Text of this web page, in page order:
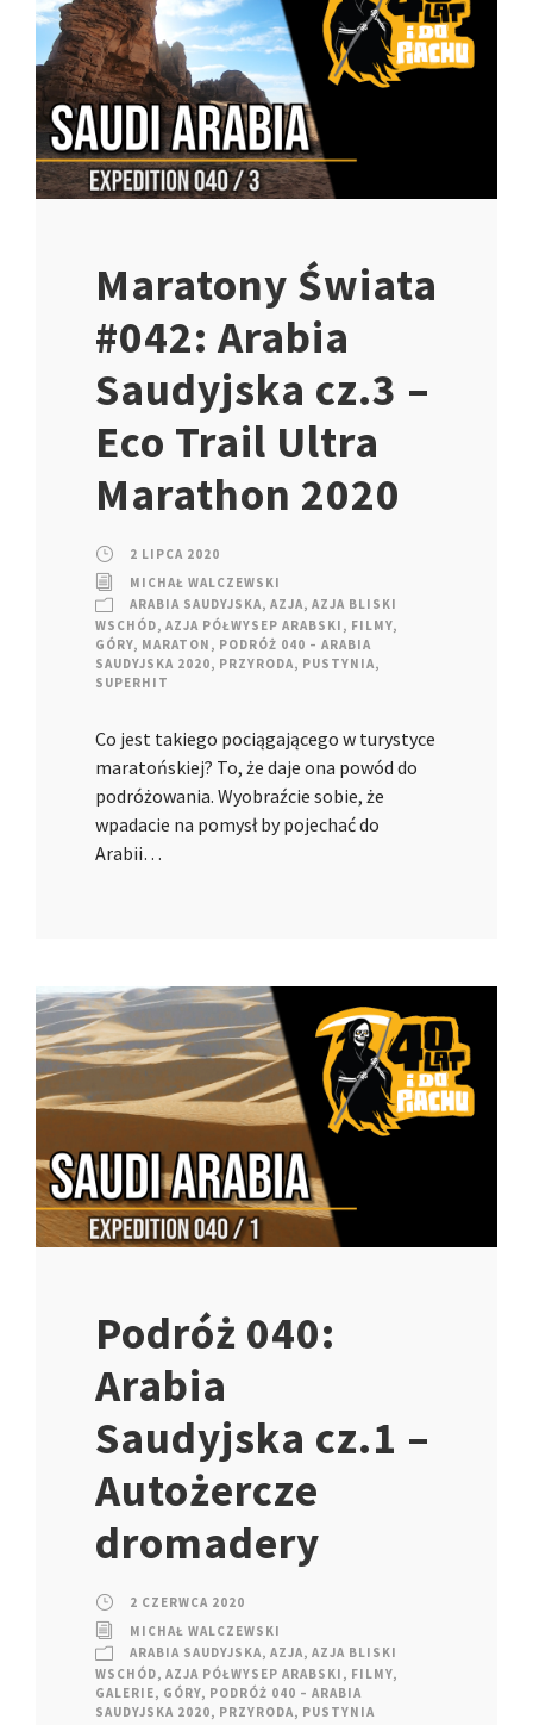
Maratony Świata
#042: Arabia
Saudyjska cz.3 –
Eco Trail Ultra
Marathon 2020
2 LIPCA 2020
MICHAŁ WALCZEWSKI
ARABIA SAUDYJSKA, AZJA, AZJA BLISKI
WSCHÓD, AZJA PÓŁWYSEP ARABSKI , FILMY,
GÓRY, MARATON , PODRÓŻ 040 – ARABIA
SAUDYJSKA 2020, PRZYRODA, PUSTYNIA,
SUPERHIT
Co jest takiego pociągającego w turystyce
maratońskiej? To, że daje ona powód do
podróżowania. Wyobraźcie sobie, że
wpadacie na pomysł by pojechać do
Arabii…
Podróż 040:
Arabia
Saudyjska cz.1 –
Autożercze
dromadery
2 CZERWCA 2020
MICHAŁ WALCZEWSKI
ARABIA SAUDYJSKA, AZJA, AZJA BLISKI
WSCHÓD, AZJA PÓŁWYSEP ARABSKI , FILMY,
GALERIE, GÓRY, PODRÓŻ 040 – ARABIA
SAUDYJSKA 2020, PRZYRODA, PUSTYNIA